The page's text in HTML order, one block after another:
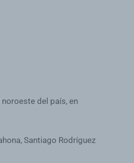
del país, en
Santiago Rodríguez